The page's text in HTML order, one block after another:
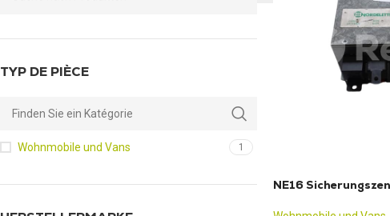
TYP DE PIÈCE
Wohnmobile und Vans 1
NE16